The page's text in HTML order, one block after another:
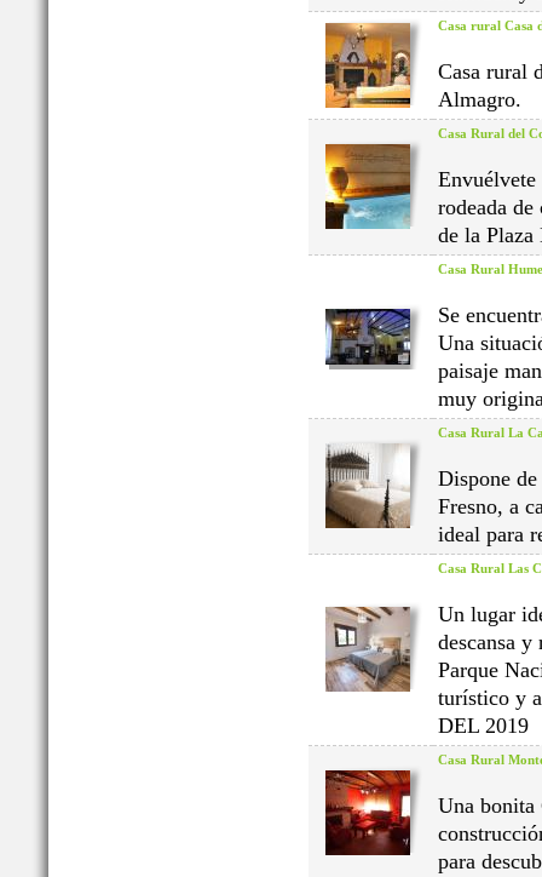
Casa rural Casa
Casa rural
Almagro.
Casa Rural del
rodeada
de la Plaza
Casa Rural
Se
Una
paisaje
muy
Casa Rural La
Dispone
Fresno, a
ideal para
Casa Rural Las
Un lugar
descansa y
Parque
turístico y
DEL 2019
Casa Rural
Una bonita
para